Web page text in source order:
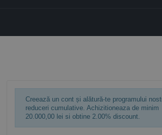
Creează un cont și alătură-te programului
reduceri cumulative. Achizitioneaza de minim
20.000,00 lei si obtine 2.00% discount.